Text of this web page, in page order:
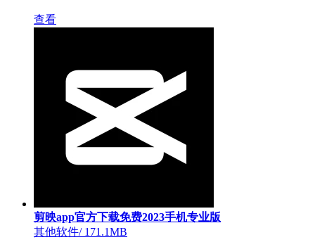
查看
剪映app官方下载免费2023手机专业版
其他软件/171.1MB